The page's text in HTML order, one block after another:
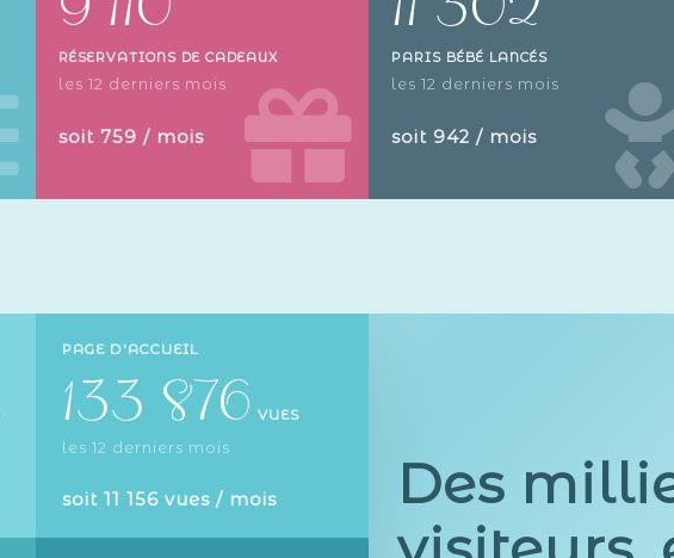
RÉSERVATIONS DE CADEAUX
les 12 derniers mois
soit 759 / mois
PARIS BÉBÉ LANCÉS
les 12 derniers mois
soit 942 / mois
Des
PAGE D'ACCUEIL
133 876 VUES
les 12 derniers mois
soit 11 156 vues / mois